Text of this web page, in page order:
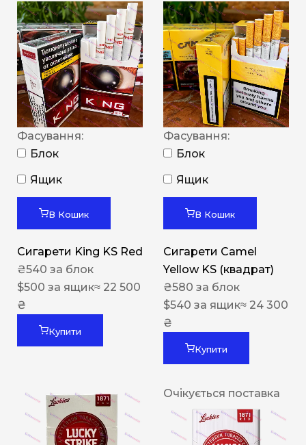
Фасування:
Блок
Ящик
В Кошик
Сигарети King KS Red
₴540 за блок
$500 за ящик≈ 22 500
₴
Купити
Фасування:
Блок
Ящик
В Кошик
Сигарети Camel
Yellow KS (квадрат)
₴580 за блок
$540 за ящик≈ 24 300
₴
Купити
Очікується поставка